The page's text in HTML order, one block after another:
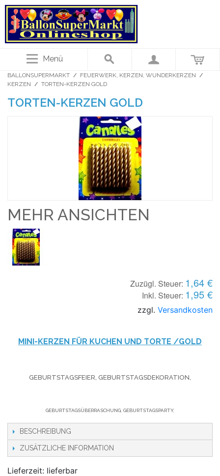
Menü
BALLONSUPERMARKT / FEUERWERK, KERZEN, WUNDERKERZEN /
KERZEN / TORTEN-KERZEN GOLD
TORTEN-KERZEN GOLD
MEHR ANSICHTEN
Zuzügl. Steuer: 1,64 €
Inkl. Steuer: 1,95 €
zzgl. Versandkosten
MINI-KERZEN FÜR KUCHEN UND TORTE /GOLD
GEBURTSTAGSFEIER, GEBURTSTAGSDEKORATION,
GEBURTSTAGSÜBERRASCHUNG, GEBURTSTAGSPARTY,
BESCHREIBUNG
ZUSÄTZLICHE INFORMATION
Lieferzeit: lieferbar